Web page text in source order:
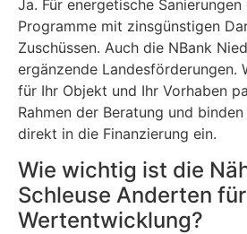
Ja. Für energetische
Programme mit zinsgünstigen
Zuschüssen. Auch die NBank
ergänzende Landesförderungen.
für Ihr Objekt und Ihr Vorhaben
Rahmen der Beratung und
direkt in die Finanzierung ein.
Wie wichtig ist die
Schleuse Anderten
Wertentwicklung?